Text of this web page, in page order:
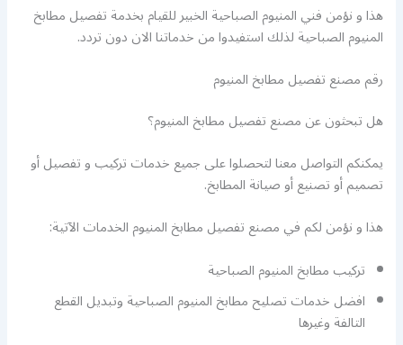
هذا و نؤمن فني المنيوم الصباحية الخبير للقيام بخدمة تفصيل مطابخ
المنيوم الصباحية لذلك استفيدوا من خدماتنا الان دون تردد.
رقم مصنع تفصيل مطابخ المنيوم
هل تبحثون عن مصنع تفصيل مطابخ المنيوم؟
يمكنكم التواصل معنا لتحصلوا على جميع خدمات تركيب و تفصيل أو
تصميم أو تصنيع أو صيانة المطابخ.
هذا و نؤمن لكم في مصنع تفصيل مطابخ المنيوم الخدمات الآتية:
تركيب مطابخ المنيوم الصباحية
افضل خدمات تصليح مطابخ المنيوم الصباحية وتبديل القطع
التالفة وغيرها